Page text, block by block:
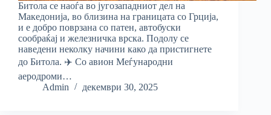
Битола се наоѓа во југозападниот дел на
Македонија, во близина на границата со Грција,
и е добро поврзана со патен, автобуски
сообраќај и железничка врска. Подолу се
наведени неколку начини како да пристигнете
до Битола. ✈️ Со авион Меѓународни
аеродроми…
Admin
декември 30, 2025